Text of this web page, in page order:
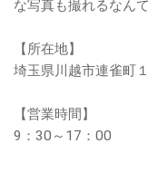
な写真も撮れるなんて
【所在地】
埼玉県川越市連雀町
【営業時間】
9：30～17：00